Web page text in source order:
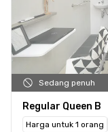
Sedang penuh
Regular Queen B
Harga untuk 1 orang